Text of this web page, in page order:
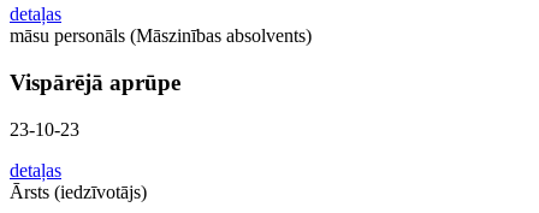
detaļas
māsu personāls (Māszinības absolvents)
Vispārējā aprūpe
23-10-23
detaļas
Ārsts (iedzīvotājs)